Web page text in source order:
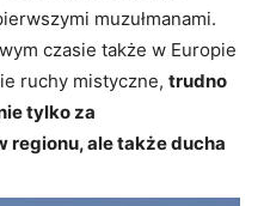
muzułmanami.
czasie także w Europie
ruchy mistyczne, trudno
tylko za
regionu, ale także ducha